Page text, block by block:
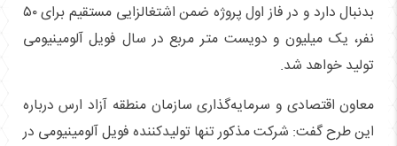
بدنبال دارد و در فاز اول پروژه ضمن اشتغالزایی مستقیم برای ۵۰
نفر، یک میلیون و دویست متر مربع در سال فویل آلومینیومی
تولید خواهد شد.
معاون اقتصادی و سرمایه‌گذاری سازمان منطقه آزاد ارس درباره
این طرح گفت: شرکت مذکور تنها تولیدکننده فویل آلومینیومی در